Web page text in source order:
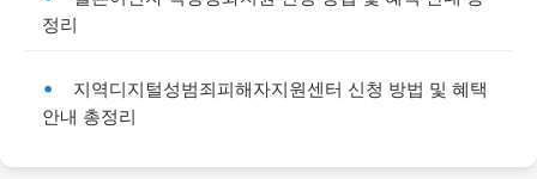
정리
지역디지털성범죄피해자지원센터 신청 방법 및 혜택
안내 총정리